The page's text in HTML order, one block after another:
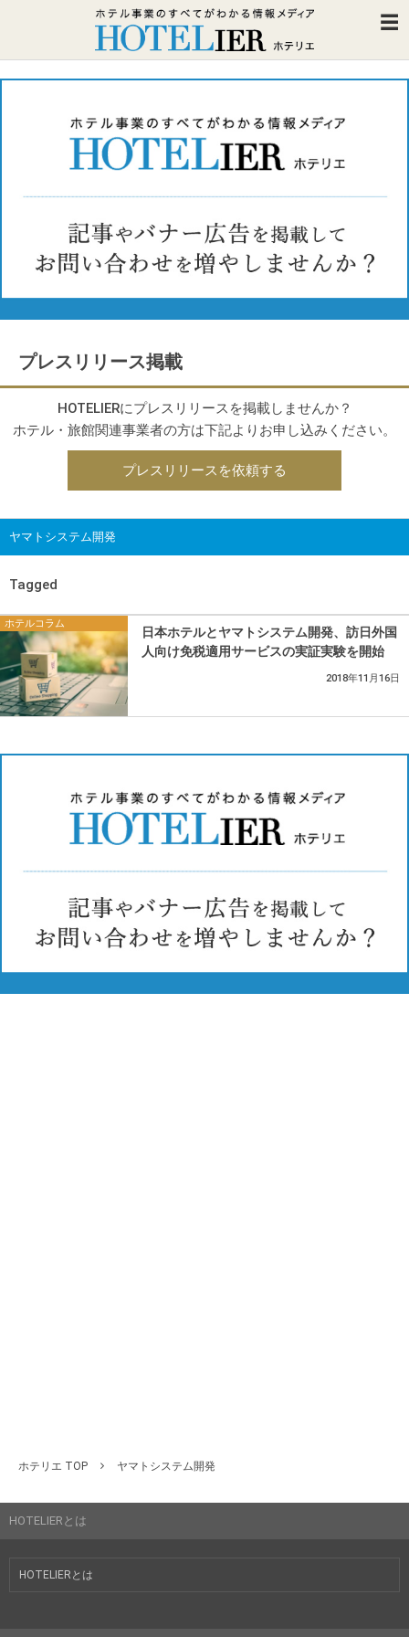
プレスリリース掲載
HOTELIERにプレスリリースを掲載しませんか？
ホテル・旅館関連事業者の方は下記よりお申し込みください。
プレスリリースを依頼する
ヤマトシステム開発
Tagged
ホテルコラム
日本ホテルとヤマトシステム開発、訪日外国
人向け免税適用サービスの実証実験を開始
2018年11月16日
ホテリエ TOP ヤマトシステム開発
HOTELIERとは
HOTELIERとは